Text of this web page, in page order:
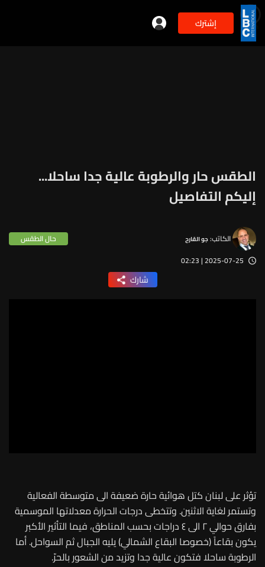
إشترك 2min
الطقس حار والرطوبة عالية جدا ساحلا...
إليكم التفاصيل
الكاتب:جو القارح
حال الطقس
2025-07-25 | 02:23
شارك
تؤثر على لبنان كتل هوائية حارة ضعيفة الى متوسطة الفعالية
وتستمر لغاية الاثنين. وتتخطى درجات الحرارة معدلاتها الموسمية
بفارق حوالي ٢ الى ٤ دراجات بحسب المناطق، فيما التأثير الأكبر
يكون بقاعاً (خصوصا البقاع الشمالي) يليه الجبال ثم السواحل. أما
الرطوبة ساحلا فتكون عالية جدا وتزيد من الشعور بالحرّ.